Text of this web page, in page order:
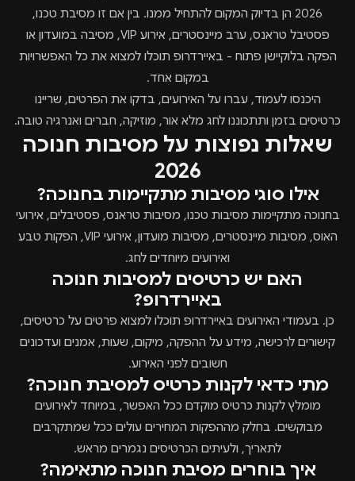
2026 הן בדיוק המקום להתחיל ממנו. בין אם זו מסיבת טכנו,
פסטיבל טראנס, ערב מיינסטרים, אירוע VIP, מסיבה במועדון או
הפקה בלוקיישן פתוח - באיירדרופ תוכלו למצוא את כל האפשרויות
במקום אחד.
היכנסו לעמוד, עברו על האירועים, בדקו את הפרטים, שריינו
כרטיסים בזמן ותתכוננו לחג מלא אור, מוזיקה, חברים ואנרגיה טובה.
שאלות נפוצות על מסיבות חנוכה
2026
אילו סוגי מסיבות מתקיימות בחנוכה?
בחנוכה מתקיימות מסיבות טכנו, מסיבות טראנס, פסטיבלים, אירועי
האוס, מסיבות מיינסטרים, מסיבות מועדון, אירועי VIP, הפקות טבע
ואירועים מיוחדים לחג.
האם יש כרטיסים למסיבות חנוכה
באיירדרופ?
כן. בעמודי האירועים באיירדרופ תוכלו למצוא פרטים על כרטיסים,
קישורים לרכישה, מידע על ההפקה, מיקום, שעות, אמנים ועדכונים
חשובים לפני האירוע.
מתי כדאי לקנות כרטיס למסיבת חנוכה?
מומלץ לקנות כרטיס מוקדם ככל האפשר, במיוחד לאירועים
מבוקשים. בחלק מההפקות המחירים עולים ככל שמתקרבים
לתאריך, ולעיתים הכרטיסים נגמרים מראש.
איך בוחרים מסיבת חנוכה מתאימה?